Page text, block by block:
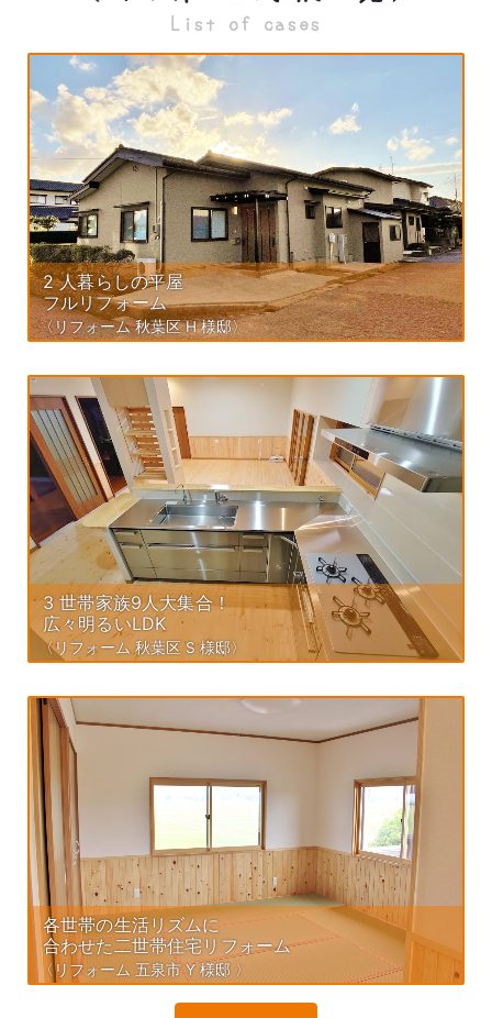
List of cases
2 人暮らしの平屋
フルリフォーム
〈リフォーム 秋葉区 H 様邸〉
3 世帯家族9人大集合！
広々明るいLDK
〈リフォーム 秋葉区 S 様邸〉
各世帯の生活リズムに
合わせた二世帯住宅リフォーム
〈リフォーム 五泉市 Y 様邸 〉